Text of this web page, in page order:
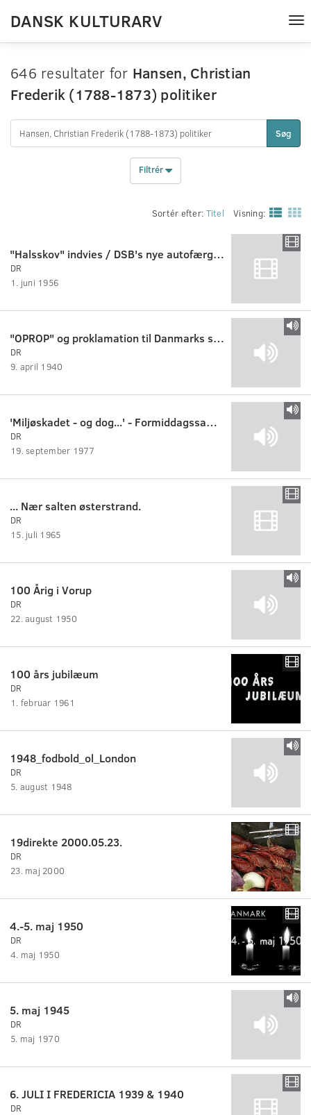
DANSK KULTURARV
646 resultater for Hansen, Christian
Frederik (1788-1873) politiker
Søg
Filtrér
Sortér efter: Titel Visning:
"Halsskov" indvies / DSB's nye autofærge. Dansk Filmjournal nr.32A
DR
1. juni 1956
"OPROP" og proklamation til Danmarks soldater og det danske folk
DR
9. april 1940
'Miljøskadet - og dog...' - Formiddagssamtale med Hannah Bjarnhof
DR
19. september 1977
... Nær salten østerstrand.
DR
15. juli 1965
100 Årig i Vorup
DR
22. august 1950
100 års jubilæum
DR
1. februar 1961
1948_fodbold_ol_London
DR
5. august 1948
19direkte 2000.05.23.
DR
23. maj 2000
4.-5. maj 1950
DR
4. maj 1950
5. maj 1945
DR
5. maj 1970
6. JULI I FREDERICIA 1939 & 1940
DR